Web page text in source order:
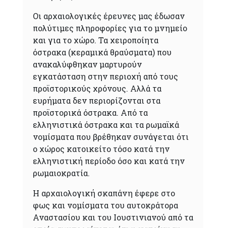
Οι αρχαιολογικές έρευνες μας έδωσαν
πολύτιμες πληροφορίες για το μνημείο
και για το χώρο. Τα χειροποίητα
όστρακα (κεραμικά θραύσματα) που
ανακαλύφθηκαν μαρτυρούν
εγκατάσταση στην περιοχή από τους
προϊστορικούς χρόνους. Αλλά τα
ευρήματα δεν περιορίζονται στα
προϊστορικά όστρακα. Από τα
ελληνιστικά όστρακα και τα ρωμαϊκά
νομίσματα που βρέθηκαν συνάγεται ότι
ο χώρος κατοικείτο τόσο κατά την
ελληνιστική περίοδο όσο και κατά την
ρωμαιοκρατία.
Η αρχαιολογική σκαπάνη έφερε στο
φως και νομίσματα του αυτοκράτορα
Αναστασίου και του Ιουστινιανού από τα